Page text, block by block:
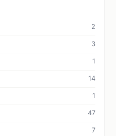
2
3
1
14
1
47
7